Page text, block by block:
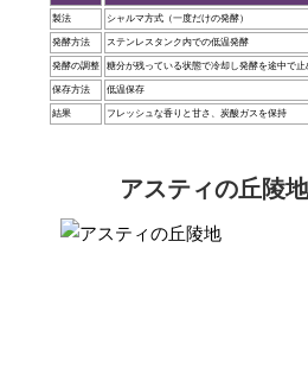
製法 シャルマ方式（一度だけの発酵）
発酵方法 ステンレスタンク内での低温発酵
発酵の調整 糖分が残っている状態で冷却し発酵を途中で止
保存方法 低温保存
結果 フレッシュな香りと甘さ、炭酸ガスを保持
アスティの丘陵